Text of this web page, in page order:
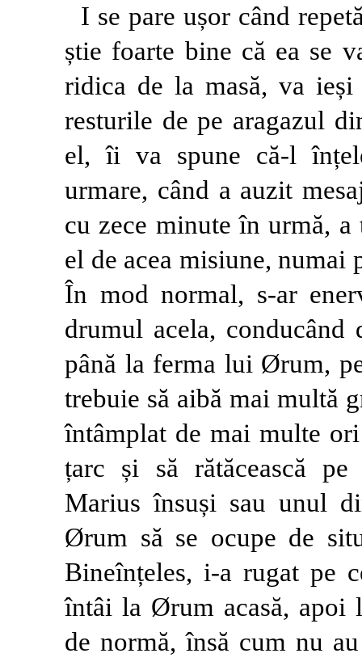
I se pare ușor când
știe foarte bine că ea se
ridica de la masă, va
resturile de pe aragazul
el, îi va spune că-l
urmare, când a auzit
cu zece minute în urmă,
el de acea misiune, numai
În mod normal, s-ar
drumul acela,
până la ferma lui Ørum,
trebuie să aibă mai multă
întâmplat de mai multe
țarc și să rătăcească
Marius însuși sau unul
Ørum să se ocupe de
Bineînțeles, i-a rugat pe
întâi la Ørum acasă, apoi
de normă, însă cum nu